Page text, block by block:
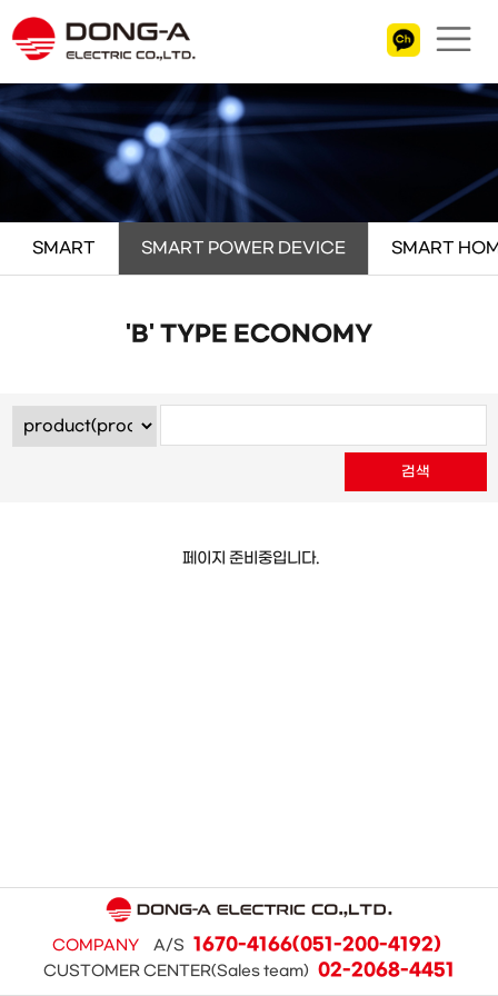
SMART SMART POWER DEVICE SMART
'B' TYPE ECONOMY
검색
페이지 준비중입니다.
COMPANY A/S 1670-4166(051-200-4192)
CUSTOMER CENTER(Sales team) 02-2068-4451